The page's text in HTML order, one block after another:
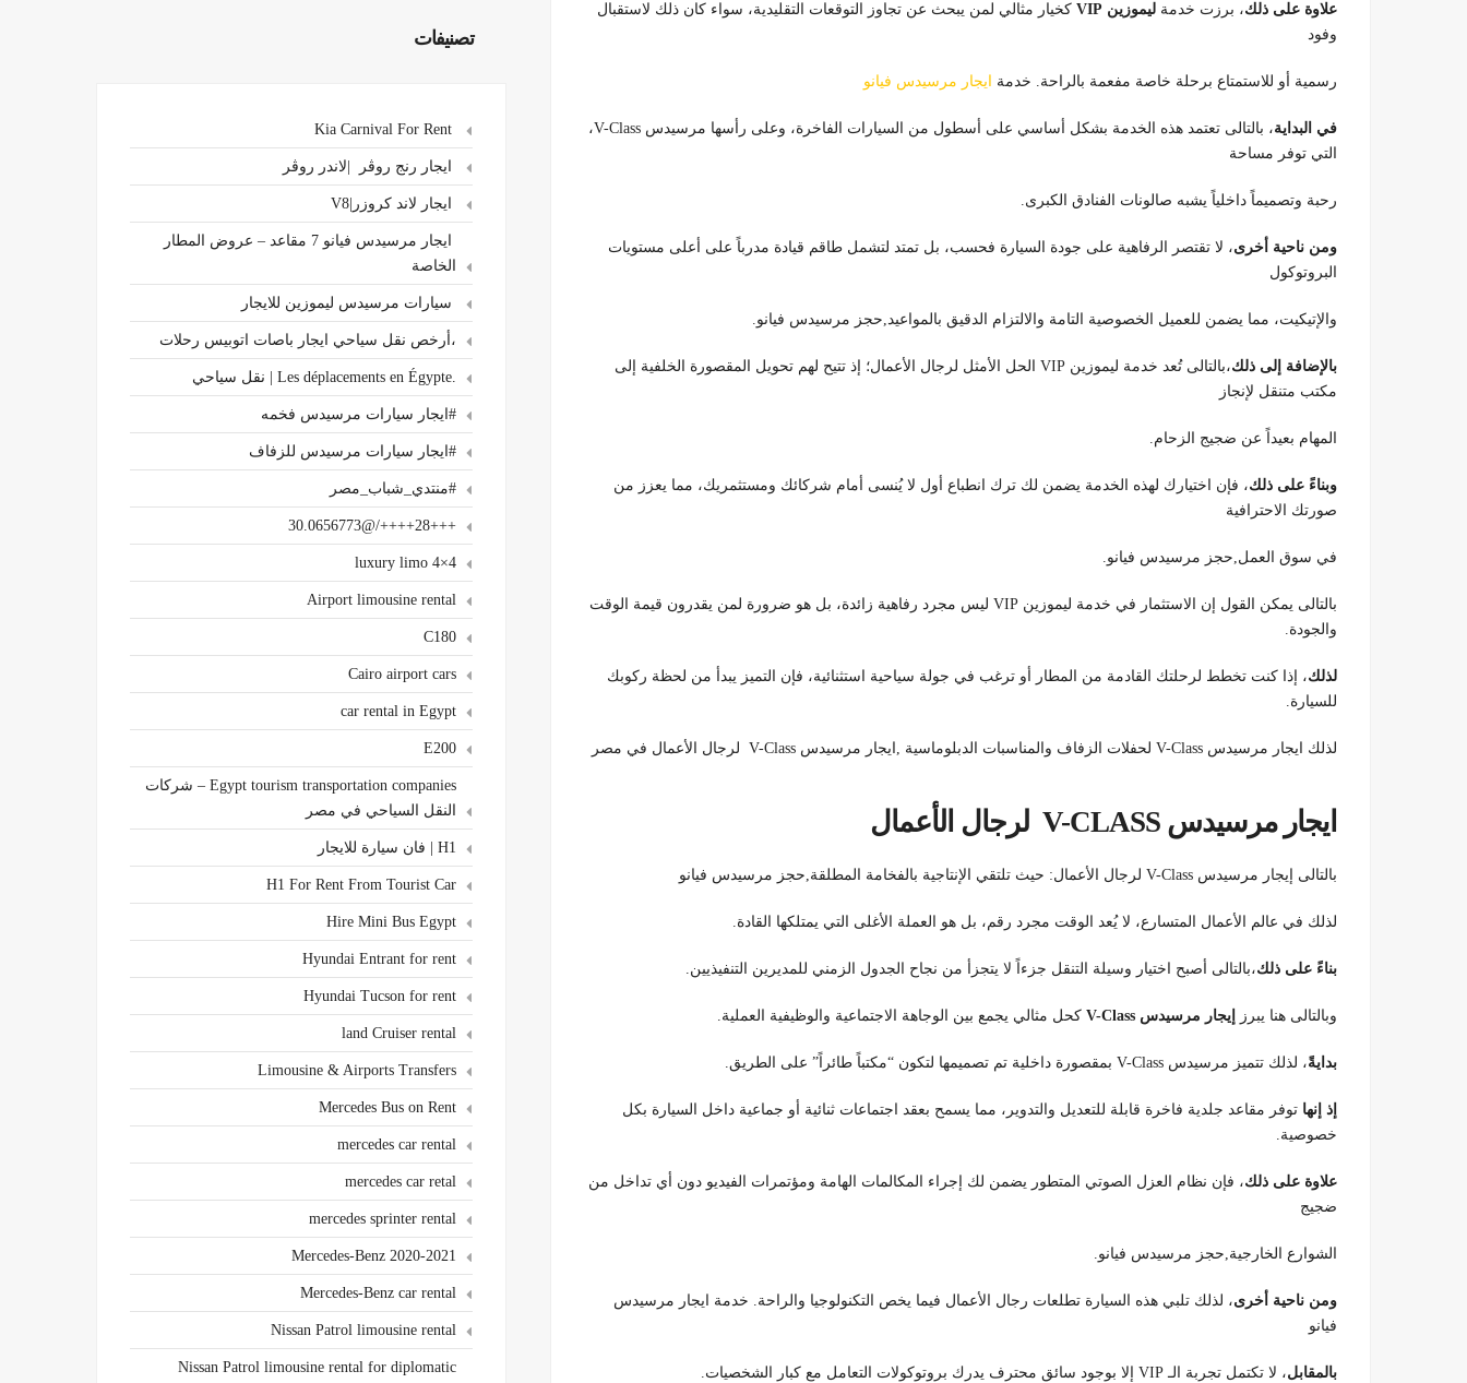
علاوة على ذلك، برزت خدمة ليموزين VIP
كخيار مثالي لمن يبحث عن تجاوز التوقعات التقليدية، سواء كان ذلك لاستقبال
وفود
رسمية أو للاستمتاع برحلة خاصة مفعمة بالراحة. خدمة ايجار مرسيدس فيانو
في البداية
، بالتالى تعتمد هذه الخدمة بشكل أساسي على أسطول من السيارات الفاخرة، وعلى رأسها مرسيدس V-Class،
التي توفر مساحة
رحبة وتصميماً داخلياً يشبه صالونات الفنادق الكبرى.
ومن ناحية أخرى، لا تقتصر الرفاهية على جودة السيارة فحسب، بل تمتد لتشمل طاقم قيادة مدرباً على أعلى مستويات
البروتوكول
والإتيكيت، مما يضمن للعميل الخصوصية التامة والالتزام الدقيق بالمواعيد,حجز مرسيدس فيانو.
بالإضافة إلى ذلك
،بالتالى تُعد خدمة ليموزين VIP الحل الأمثل لرجال الأعمال؛ إذ تتيح لهم تحويل المقصورة الخلفية إلى
مكتب متنقل لإنجاز
المهام بعيداً عن ضجيج الزحام.
وبناءً على ذلك، فإن اختيارك لهذه الخدمة يضمن لك ترك انطباع أول لا يُنسى أمام شركائك ومستثمريك، مما يعزز من
صورتك الاحترافية
في سوق العمل,حجز مرسيدس فيانو.
بالتالى يمكن القول إن الاستثمار في خدمة ليموزين VIP ليس مجرد رفاهية زائدة، بل هو ضرورة لمن يقدرون قيمة الوقت
والجودة.
لذلك، إذا كنت تخطط لرحلتك القادمة من المطار أو ترغب في جولة سياحية استثنائية، فإن التميز يبدأ من لحظة ركوبك
للسيارة.
لذلك ايجار مرسيدس V-Class لحفلات الزفاف والمناسبات الدبلوماسية ,ايجار مرسيدس V-Class لرجال الأعمال في مصر
ايجار مرسيدس V-CLASS لرجال الأعمال
بالتالى إيجار مرسيدس V-Class لرجال الأعمال: حيث تلتقي الإنتاجية بالفخامة المطلقة,حجز مرسيدس فيانو
لذلك في عالم الأعمال المتسارع، لا يُعد الوقت مجرد رقم، بل هو العملة الأغلى التي يمتلكها القادة.
بناءً على ذلك،بالتالى أصبح اختيار وسيلة التنقل جزءاً لا يتجزأ من نجاح الجدول الزمني للمديرين التنفيذيين.
وبالتالى هنا يبرز إيجار مرسيدس V-Class كحل مثالي يجمع بين الوجاهة الاجتماعية والوظيفية العملية.
بدايةً، لذلك تتميز مرسيدس V-Class بمقصورة داخلية تم تصميمها لتكون “مكتباً طائراً” على الطريق.
إذ إنها توفر مقاعد جلدية فاخرة قابلة للتعديل والتدوير، مما يسمح بعقد اجتماعات ثنائية أو جماعية داخل السيارة بكل
خصوصية.
علاوة على ذلك، فإن نظام العزل الصوتي المتطور يضمن لك إجراء المكالمات الهامة ومؤتمرات الفيديو دون أي تداخل من
ضجيج
الشوارع الخارجية,حجز مرسيدس فيانو.
ومن ناحية أخرى، لذلك تلبي هذه السيارة تطلعات رجال الأعمال فيما يخص التكنولوجيا والراحة. خدمة ايجار مرسيدس
فيانو
بالمقابل، لا تكتمل تجربة الـ VIP إلا بوجود سائق محترف يدرك بروتوكولات التعامل مع كبار الشخصيات.
تصنيفات
ايجار رنج روڤر |لاندر روڤر
ايجار لاند كروزر|V8
ايجار مرسيدس فيانو 7 مقاعد – عروض المطار
الخاصة
سيارات مرسيدس ليموزين للايجار
،أرخص نقل سياحي ايجار باصات اتوبيس رحلات
.Les déplacements en Égypte | نقل سياحي
#ايجار سيارات مرسيدس فخمه
#ايجار سيارات مرسيدس للزفاف
#منتدي_شباب_مصر
+++28++++/@30.0656773
4×4 luxury limo
Airport limousine rental
C180
Cairo airport cars
car rental in Egypt
E200
Egypt tourism transportation companies – شركات
النقل السياحي في مصر
H1 | فان سيارة للايجار
H1 For Rent From Tourist Car
Hire Mini Bus Egypt
Hyundai Entrant for rent
Hyundai Tucson for rent
land Cruiser rental
Limousine & Airports Transfers
Mercedes Bus on Rent
mercedes car rental
mercedes car retal
mercedes sprinter rental
Mercedes-Benz 2020-2021
Mercedes-Benz car rental
Nissan Patrol limousine rental
Nissan Patrol limousine rental for diplomatic